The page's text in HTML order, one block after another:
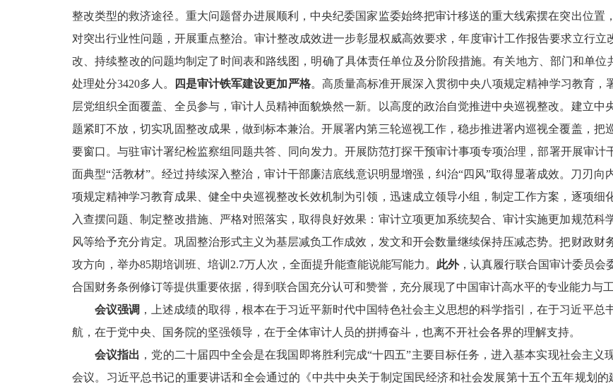
整改类型的救济途径。重大问题督办进展顺利，中央纪委国家监委始终把审计移送的重大线索摆在突出位
对突出行业性问题，开展重点整治。审计整改成效进一步彰显权威高效要求，年度审计工作报告要求立行立
改、持续整改的问题均制定了时间表和路线图，明确了具体责任单位及分阶段措施。有关地方、部门和单位
处理处分3420多人。
四是审计铁军建设更加严格。高质量高标准开展深入贯彻中央八项规定精神学习教育，
层党组织全面覆盖、全员参与，审计人员精神面貌焕然一新。以高度的政治自觉推进中央巡视整改。建立中
题紧盯不放，切实巩固整改成果，做到标本兼治。开展署内第三轮巡视工作，稳步推进署内巡视全覆盖，
要窗口。与驻审计署纪检监察组同题共答、同向发力。开展防范打探干预审计事项专项治理，部署开展审计
面典型“活教材”。经过持续深入整治，审计干部廉洁底线意识明显增强，纠治“四风”取得显著成效。刀刃向
项规定精神学习教育成果、健全中央巡视整改长效机制为引领，迅速成立领导小组，制定工作方案，逐项
入查摆问题、制定整改措施、严格对照落实，取得良好效果：审计立项更加系统契合、审计实施更加规范
风等给予充分肯定。巩固整治形式主义为基层减负工作成效，发文和开会数量继续保持压减态势。把财政
攻方向，举办85期培训班、培训2.7万人次，全面提升能查能说能写能力。 此外，认真履行联合国审计委员会
合国财务条例修订等提供重要依据，得到联合国充分认可和赞誉，充分展现了中国审计高水平的专业能力与工
会议强调 ，上述成绩的取得，根本在于习近平新时代中国特色社会主义思想的科学指引，在于习近平
航，在于党中央、国务院的坚强领导，在于全体审计人员的拼搏奋斗，也离不开社会各界的理解支持。
会议指出 ，党的二十届四中全会是在我国即将胜利完成“十四五”主要目标任务，进入基本实现社会主
会议。习近平总书记的重要讲话和全会通过的《中共中央关于制定国民经济和社会发展第十五个五年规划